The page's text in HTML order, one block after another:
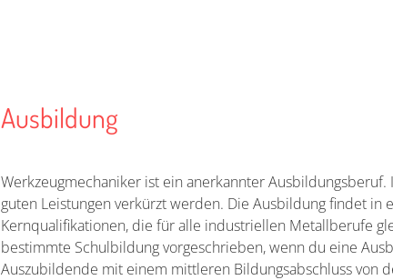
Ausbildung
Werkzeugmechaniker ist ein anerkannter
guten Leistungen verkürzt werden. Die Ausbildung findet
Kernqualifikationen, die für alle industriellen Metallberufe
bestimmte Schulbildung vorgeschrieben, wenn du eine
Auszubildende mit einem mittleren Bildungsabschluss von